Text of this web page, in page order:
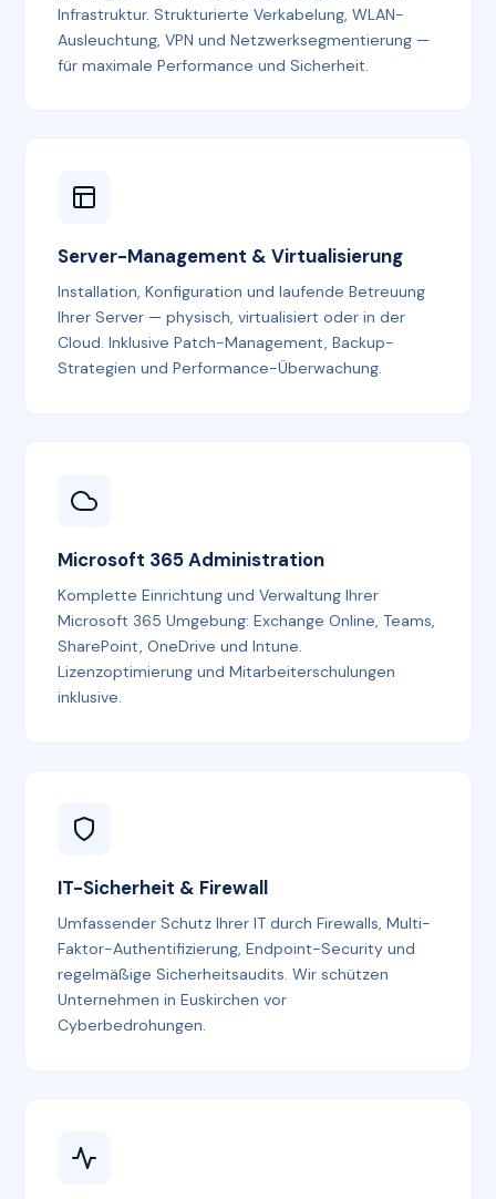
Infrastruktur. Strukturierte Verkabelung, WLAN-
Ausleuchtung, VPN und Netzwerksegmentierung —
für maximale Performance und Sicherheit.
Server-Management & Virtualisierung
Installation, Konfiguration und laufende Betreuung
Ihrer Server — physisch, virtualisiert oder in der
Cloud. Inklusive Patch-Management, Backup-
Strategien und Performance-Überwachung.
Microsoft 365 Administration
Komplette Einrichtung und Verwaltung Ihrer
Microsoft 365 Umgebung: Exchange Online, Teams,
SharePoint, OneDrive und Intune.
Lizenzoptimierung und Mitarbeiterschulungen
inklusive.
IT-Sicherheit & Firewall
Umfassender Schutz Ihrer IT durch Firewalls, Multi-
Faktor-Authentifizierung, Endpoint-Security und
regelmäßige Sicherheitsaudits. Wir schützen
Unternehmen in Euskirchen vor
Cyberbedrohungen.